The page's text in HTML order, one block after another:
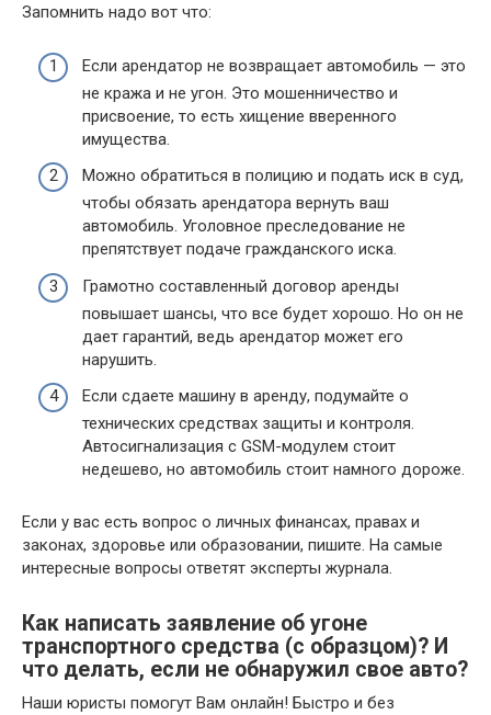
Запомнить надо вот что:
Если арендатор не возвращает автомобиль — это
не кража и не угон. Это мошенничество и
присвоение, то есть хищение вверенного
имущества.
Можно обратиться в полицию и подать иск в суд,
чтобы обязать арендатора вернуть ваш
автомобиль. Уголовное преследование не
препятствует подаче гражданского иска.
Грамотно составленный договор аренды
повышает шансы, что все будет хорошо. Но он не
дает гарантий, ведь арендатор может его
нарушить.
Если сдаете машину в аренду, подумайте о
технических средствах защиты и контроля.
Автосигнализация с GSM-модулем стоит
недешево, но автомобиль стоит намного дороже.
Если у вас есть вопрос о личных финансах, правах и
законах, здоровье или образовании, пишите. На самые
интересные вопросы ответят эксперты журнала.
Как написать заявление об угоне
транспортного средства (с образцом)? И
что делать, если не обнаружил свое авто?
Наши юристы помогут Вам онлайн! Быстро и без